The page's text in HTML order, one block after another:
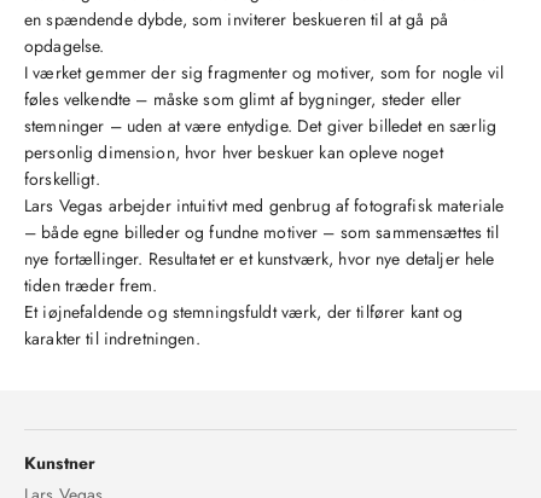
en spændende dybde, som inviterer beskueren til at gå på
opdagelse.
I værket gemmer der sig fragmenter og motiver, som for nogle vil
føles velkendte – måske som glimt af bygninger, steder eller
stemninger – uden at være entydige. Det giver billedet en særlig
personlig dimension, hvor hver beskuer kan opleve noget
forskelligt.
Lars Vegas arbejder intuitivt med genbrug af fotografisk materiale
– både egne billeder og fundne motiver – som sammensættes til
nye fortællinger. Resultatet er et kunstværk, hvor nye detaljer hele
tiden træder frem.
Et iøjnefaldende og stemningsfuldt værk, der tilfører kant og
karakter til indretningen.
Kunstner